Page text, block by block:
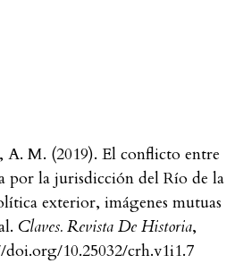
A. M. (2019). El conflicto entre
la jurisdicción del Río de la
exterior, imágenes mutuas
Claves. Revista De Historia,
doi.org/10.25032/crh.v1i1.7